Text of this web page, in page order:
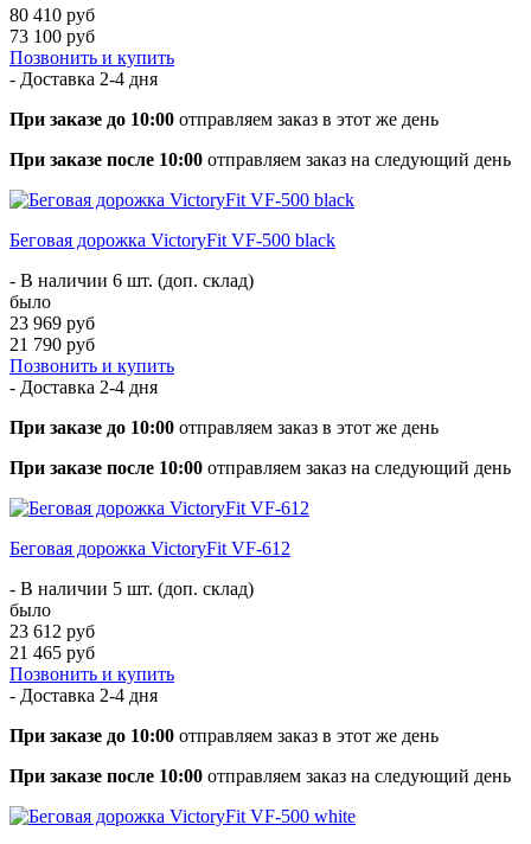
80 410 руб
73 100 руб
Позвонить и купить
- Доставка 2-4 дня
При заказе до 10:00 отправляем заказ в этот же день
При заказе после 10:00 отправляем заказ на следующий день
Беговая дорожка VictoryFit VF-500 black
- В наличии 6 шт. (доп. склад)
было
23 969 руб
21 790 руб
Позвонить и купить
- Доставка 2-4 дня
При заказе до 10:00 отправляем заказ в этот же день
При заказе после 10:00 отправляем заказ на следующий день
Беговая дорожка VictoryFit VF-612
- В наличии 5 шт. (доп. склад)
было
23 612 руб
21 465 руб
Позвонить и купить
- Доставка 2-4 дня
При заказе до 10:00 отправляем заказ в этот же день
При заказе после 10:00 отправляем заказ на следующий день